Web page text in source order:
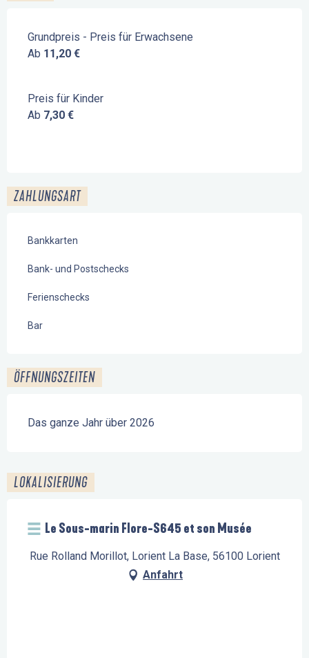
Grundpreis - Preis für Erwachsene
Ab 11,20 €
Preis für Kinder
Ab 7,30 €
ZAHLUNGSART
Bankkarten
Bank- und Postschecks
Ferienschecks
Bar
ÖFFNUNGSZEITEN
Das ganze Jahr über 2026
LOKALISIERUNG
Le Sous-marin Flore-S645 et son Musée
Rue Rolland Morillot, Lorient La Base, 56100 Lorient
Anfahrt